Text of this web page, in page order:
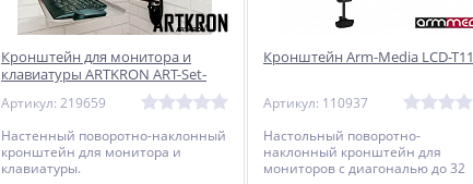
Кронштейн для монитора и
клавиатуры ARTKRON ART-Set-
Артикул: 219659
Настенный поворотно-наклонный
кронштейн для монитора и
клавиатуры.
Кронштейн Arm-Media LCD-T11
Артикул: 110937
Настольный поворотно-
наклонный кронштейн для
мониторов с диагональю до 32